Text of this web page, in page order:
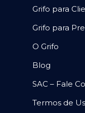
Grifo para
Grifo para
O Grifo
Blog
SAC – Fale
Termos de